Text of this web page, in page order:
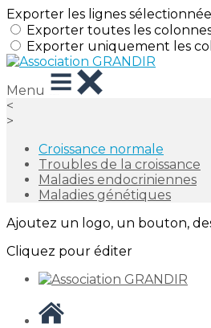
Exporter les lignes
Exporter toutes les
Exporter uniquement les
Menu
<
>
Croissance normale
Troubles de la croissance
Maladies endocriniennes
Maladies génétiques
Ajoutez un logo, un bouton,
Cliquez pour éditer